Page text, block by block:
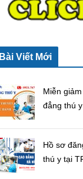
Bài Viết Mới
Miễn
đẳng thú
Hồ sơ
thú y tại